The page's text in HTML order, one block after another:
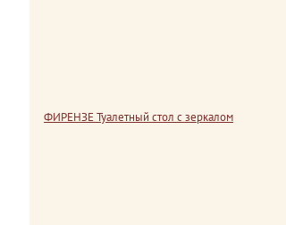
ФИРЕНЗЕ Туалетный стол с зеркалом